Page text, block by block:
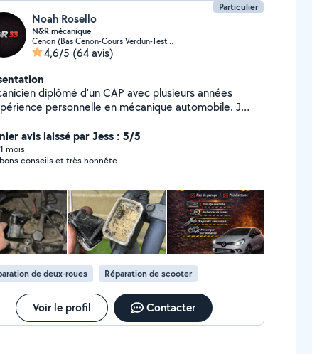
Particulier
Noah Rosello
N&R mécanique
Cenon (Bas Cenon-Cours Verdun-Testaud)
4,6/5 (64 avis)
diplômé d'un CAP avec plusieurs années
personnelle en mécanique automobile. Je
et transparence. N'hésitez pas à me contacter
échanger sur vos besoins.
avis laissé par Jess : 5/5
mois
conseils et très honnête
de deux-roues Réparation de scooter
Voir le profil Contacter